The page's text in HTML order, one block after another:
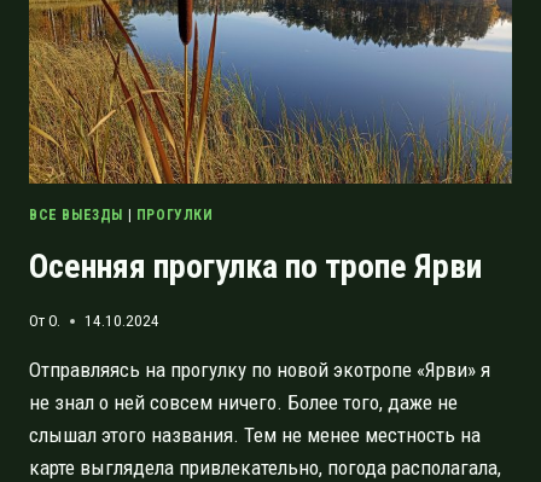
ВСЕ ВЫЕЗДЫ ПРОГУЛКИ
Осенняя прогулка по тропе Ярви
ОтO. 14.10.2024
Отправляясь на прогулку по новой экотропе «Ярви» я
не знал о ней совсем ничего. Более того, даже не
слышал этого названия. Тем не менее местность на
карте выглядела привлекательно, погода располагала,